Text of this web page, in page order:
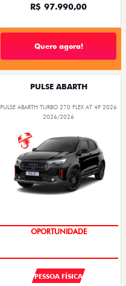
R$ 97.990,00
Quero agora!
PULSE ABARTH
PULSE ABARTH TURBO 270 FLEX AT 4P 2026
2026/2026
OPORTUNIDADE
PESSOA FÍSICA